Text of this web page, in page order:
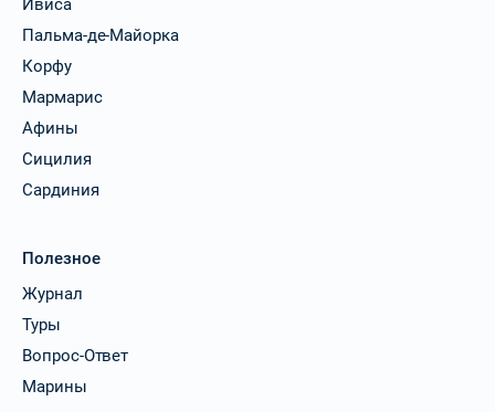
Пальма-де-Майорка
Корфу
Мармарис
Афины
Сицилия
Сардиния
Полезное
Журнал
Туры
Вопрос-Ответ
Марины